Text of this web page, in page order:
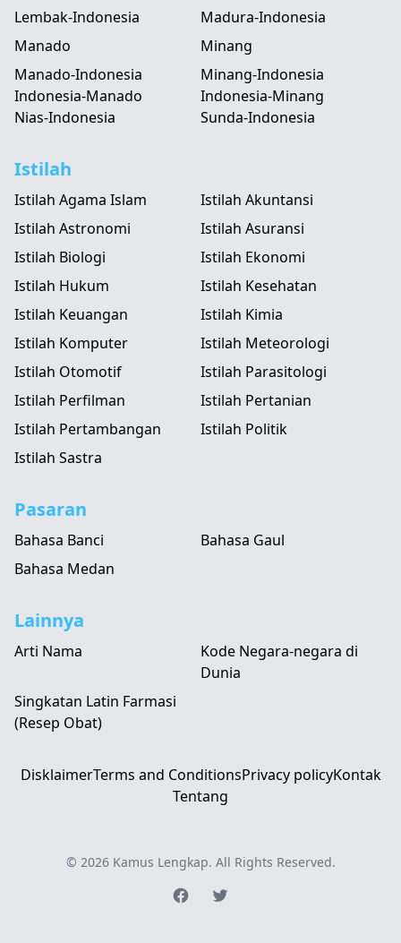
Lembak-Indonesia
Madura-Indonesia
Manado
Manado-Indonesia
Indonesia-Manado
Minang
Minang-Indonesia
Indonesia-Minang
Nias-Indonesia
Sunda-Indonesia
Istilah
Istilah Agama Islam
Istilah Akuntansi
Istilah Astronomi
Istilah Asuransi
Istilah Biologi
Istilah Ekonomi
Istilah Hukum
Istilah Kesehatan
Istilah Keuangan
Istilah Kimia
Istilah Komputer
Istilah Meteorologi
Istilah Otomotif
Istilah Parasitologi
Istilah Perfilman
Istilah Pertanian
Istilah Pertambangan
Istilah Politik
Istilah Sastra
Pasaran
Bahasa Banci
Bahasa Gaul
Bahasa Medan
Lainnya
Arti Nama
Kode Negara-negara di
Dunia
Singkatan Latin Farmasi
(Resep Obat)
DisklaimerTerms and ConditionsPrivacy policyKontak
Tentang
© 2026 Kamus Lengkap. All Rights Reserved.